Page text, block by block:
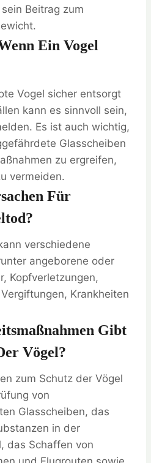
Beitrag zum
Ein Vogel
Vogel sicher entsorgt
kann es sinnvoll sein,
Es ist auch wichtig,
Glasscheiben
zu ergreifen,
vermeiden.
Für
verschiedene
angeborene oder
Kopfverletzungen,
Krankheiten
Gibt
Vögel?
zum Schutz der Vögel
von
Glasscheiben, das
in der
das Schaffen von